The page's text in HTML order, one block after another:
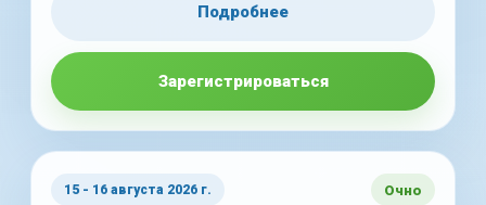
Подробнее
Зарегистрироваться
15 - 16 августа 2026 г. Очно